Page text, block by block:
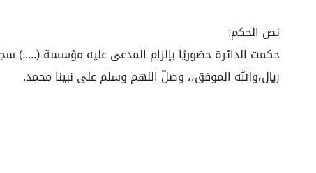
نص الحكم:
ريال،والله الموفق،، وصلّ اللهم وسلم على نبينا محمد.